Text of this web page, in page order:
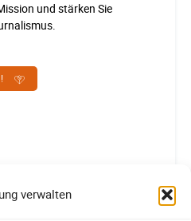
verwalten
und stärken Sie
Lehrte freut sich riesig